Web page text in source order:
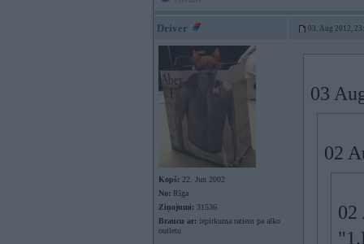
Driver 03. Aug 2012,
Kopš: 22. Jun 2002
No: Rīga
Ziņojumi: 31536
Braucu ar: iepirkuma ratiem pa alko
outletu
03
02
02